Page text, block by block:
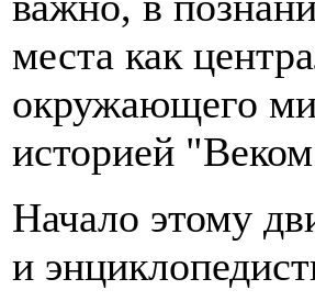
места как
окружающего
историей
Начало этому
и